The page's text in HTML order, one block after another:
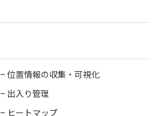
– 位置情報の収集・可視化
– 出入り管理
– ヒートマップ